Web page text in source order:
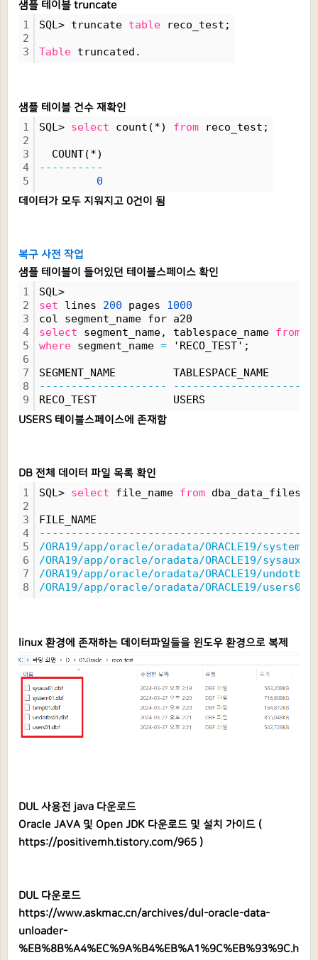
샘플 테이블 truncate
1
2
3
SQL> truncate table reco_test;
Table truncated.
샘플 테이블 건수 재확인
1
2
3
4
5
SQL> select count(*) from reco_test;
COUNT(*)
----------
0
데이터가 모두 지워지고 0건이 됨
복구 사전 작업
샘플 테이블이 들어있던 테이블스페이스 확인
1
2
3
4
5
6
7
8
9
SQL>
set lines 200 pages 1000
col segment_name for a20
select segment_name, tablespace_name from
where segment_name = 'RECO_TEST';
SEGMENT_NAME         TABLESPACE_NAME
--------------------
RECO_TEST            USERS
USERS 테이블스페이스에 존재함
DB 전체 데이터 파일 목록 확인
1
2
3
4
5
6
7
8
SQL> select file_name from dba_data_files;
FILE_NAME
/ORA19/app/oracle/oradata/ORACLE19/
/ORA19/app/oracle/oradata/ORACLE19/
/ORA19/app/oracle/oradata/ORACLE19/
/ORA19/app/oracle/oradata/ORACLE19/
linux 환경에 존재하는 데이터파일들을 윈도우 환경으로 복제
DUL 사용전 java 다운로드
Oracle JAVA 및 Open JDK 다운로드 및 설치 가이드 (
https://positivemh.tistory.com/965 )
DUL 다운로드
https://www.askmac.cn/archives/dul-oracle-data-
unloader-
%EB%8B%A4%EC%9A%B4%EB%A1%9C%EB%93%9C.h